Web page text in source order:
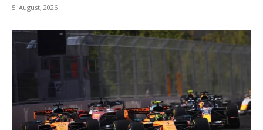
5. August, 2026